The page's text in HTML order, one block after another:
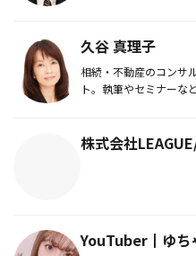
久谷 真理子
相続・不動産のコンサ
ト。執筆やセミナーな
株式会社
YouTuber┃ゆち